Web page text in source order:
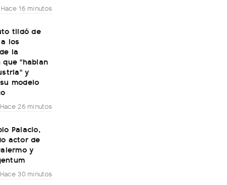
Hace 16 minutos
tildó de
los
la
"hablan
y
modelo
Hace 26 minutos
Palacio,
actor de
y
Hace 30 minutos